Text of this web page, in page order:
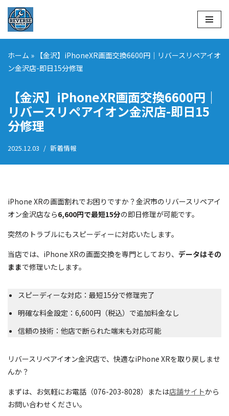
コ
ン
テ
ン
キ
ッ
ホーム » 【金沢】iPhoneXR画面交換6600円｜リバースリペアイオ
ン金沢店-即日15分修理
【金沢】iPhoneXR画面交換6600円｜
リバースリペアイオン金沢店-即日15
分修理
2025.12.03 新着情報
iPhone XRの画面割れでお困りですか？金沢市のリバースリペアイ
オン金沢店なら6,600円で最短15分の即日修理が可能です。
突然のトラブルにもスピーディーに対応いたします。
当店では、iPhone XRの画面交換を専門としており、 データはその
ままで修理いたします。
スピーディーな対応：最短15分で修理完了
明確な料金設定：6,600円（税込）で追加料金なし
信頼の技術：他店で断られた端末も対応可能
リバースリペアイオン金沢店で、快適なiPhone XRを取り戻しませ
んか？
まずは、お気軽にお電話（076-203-8028）または店舗サイトから
お問い合わせください。